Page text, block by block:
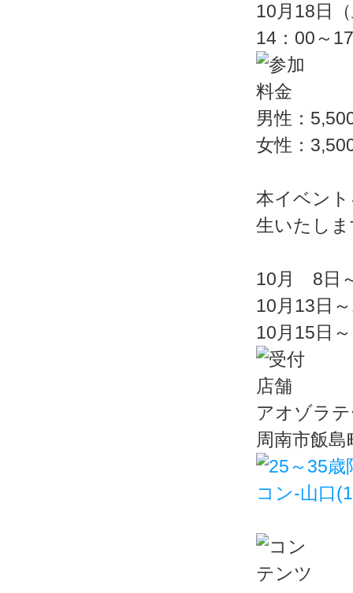
10月18日
14：00～
男性：
女性：
本イベン
生いたし
10月 8日
10月13日
10月
アオゾラ
周南市飯